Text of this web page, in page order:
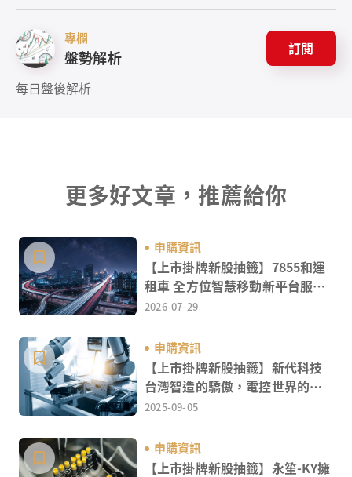
專欄
盤勢解析 訂閱
每日盤後解析
更多好文章，推薦給你
申購資訊
【上市掛牌新股抽籤】7855和運
租車 全方位智慧移動新平台服務
領航者
2026-07-29
申購資訊
【上市掛牌新股抽籤】新代科技
台灣智造的驕傲，電控世界的關
鍵
2025-09-05
申購資訊
【上市掛牌新股抽籤】永笙-KY擁